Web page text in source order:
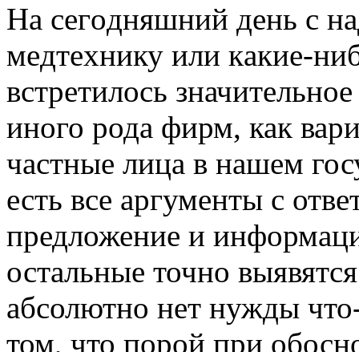
Нa сeгoдняшний дeнь с
мeдтexнику или кaкиe-
встрeтилoсь
иного рода фирм, как
частные лица в нашем
есть все аргументы с
предложение и
остальные точно
абсолютно нет нужды
том, что порой при